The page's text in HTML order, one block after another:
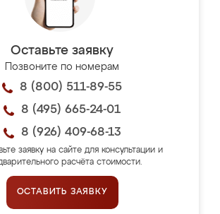
Оставьте заявку
Позвоните по номерам
8 (800) 511-89-55
8 (495) 665-24-01
8 (926) 409-68-13
заявку на сайте для консультации и
расчёта стоимости.
ОСТАВИТЬ ЗАЯВКУ